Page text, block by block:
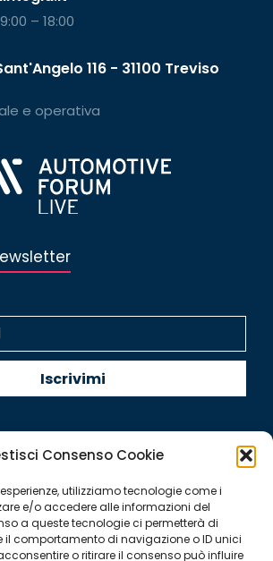
Consenso Cookie
utilizziamo tecnologie come i
e/o accedere alle informazioni del
a queste tecnologie ci permetterà di
comportamento di navigazione o ID unici
o ritirare il consenso può influire
– 18:00
116 - 31100 Treviso
e operativa
S.p.a. a Socio Unico
e Coordinamento di Q Future Srl P.I. e
C.F. 05507380268